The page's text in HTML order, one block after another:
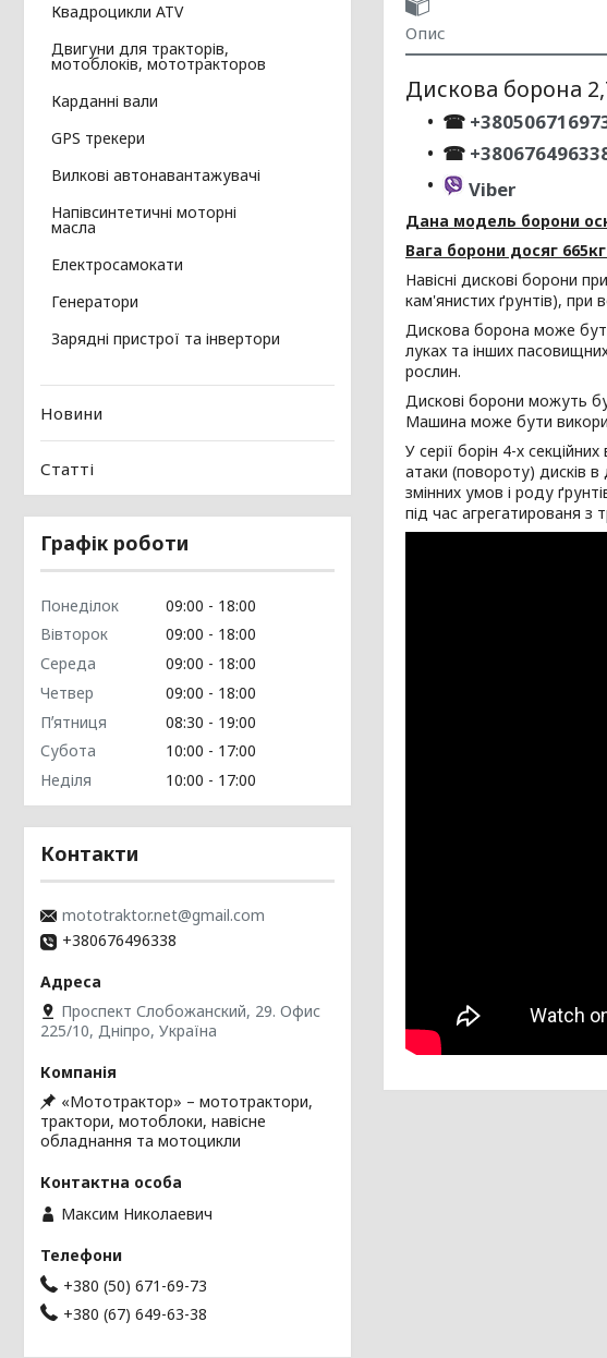
Опис
Дискова борона
☎
☎
Viber
Дана модель борони
Вага борони досяг
Навісні дискові борони
кам'янистих ґрунтів), при
Дискова борона може
луках та інших
рослин.
Дискові борони можуть
Машина може бути
У серії борін 4-х
атаки (повороту) дисків в
змінних умов і роду
під час агрегатированя з
Квадроцикли ATV
Двигуни для тракторів,
мотоблоків, мототракторов
Карданні вали
GPS трекери
Вилкові автонавантажувачі
Напівсинтетичні моторні
масла
Електросамокати
Генератори
Зарядні пристрої та інвертори
Новини
Статті
Графік роботи
Понеділок 09:00
18:00
Вівторок
09:00
18:00
Середа
09:00
18:00
Четвер
09:00
18:00
Пʼятниця
08:30
19:00
Субота
10:00
17:00
Неділя
10:00 17:00
Контакти
mototraktor.net@gmail.com
+380676496338
Проспект Слобожанский, 29. Офис
225/10, Дніпро, Україна
«Мототрактор» – мототрактори,
трактори, мотоблоки, навісне
обладнання та мотоцикли
Максим Николаевич
+380 (50) 671-69-73
+380 (67) 649-63-38